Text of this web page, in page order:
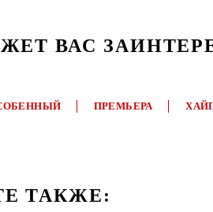
ВАС
ПРЕМЬЕРА
ТАКЖЕ: